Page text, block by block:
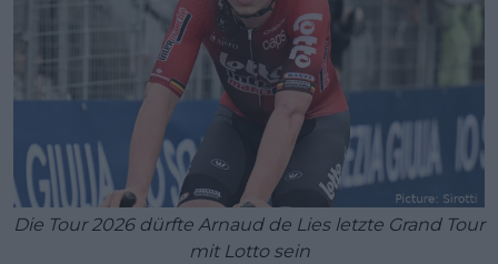
Die Tour 2026 dürfte Arnaud de Lies letzte Grand Tour
mit Lotto sein